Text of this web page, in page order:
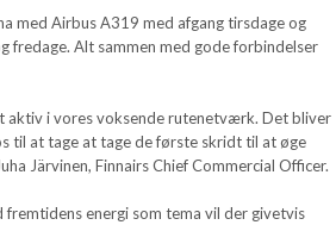
med Airbus A319 med afgang tirsdage og
fredage. Alt sammen med gode forbindelser
aktiv i vores voksende rutenetværk. Det bliver
til at tage at tage de første skridt til at øge
Järvinen, Finnairs Chief Commercial Officer.
energi som tema vil der givetvis